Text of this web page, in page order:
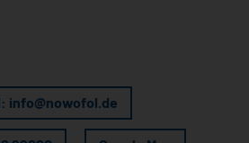
info@nowofol.de